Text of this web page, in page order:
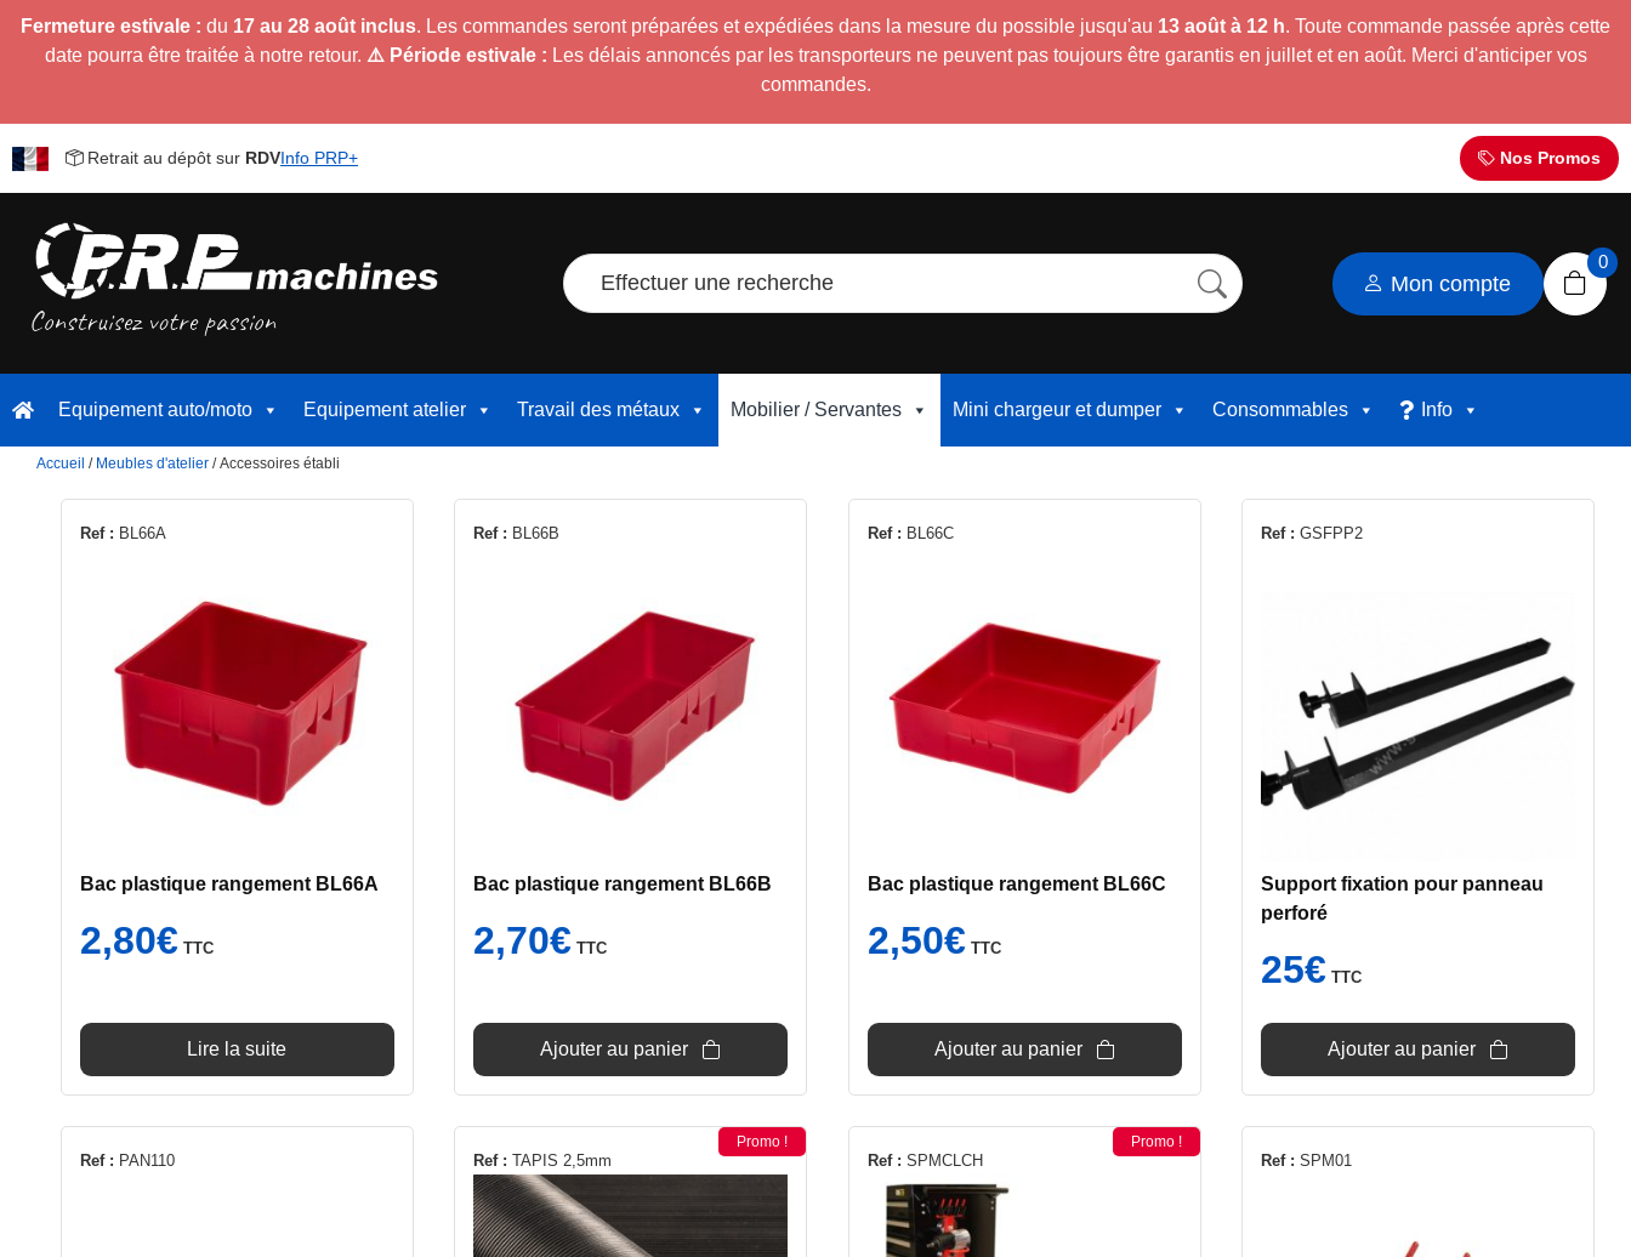
Fermeture estivale : du 17 au 28 août inclus. Les commandes seront préparées et expédiées dans la mesure du possible jusqu'au 13 août à 12 h. Toute commande passée après cette
date pourra être traitée à notre retour. ⚠️ Période estivale : Les délais annoncés par les transporteurs ne peuvent pas toujours être garantis en juillet et en août. Merci d'anticiper vos
commandes.
Retrait au dépôt sur RDVInfo PRP+ Nos Promos
Effectuer une recherche Mon compte
0
Equipement auto/moto Equipement atelier Travail des métaux Mobilier / Servantes Mini chargeur et dumper Consommables Info
Accueil / Meubles d'atelier / Accessoires établi
Ref : BL66A
Bac plastique rangement BL66A
2,80€ TTC
Lire la suite
Ref : BL66B
Bac plastique rangement BL66B
2,70€ TTC
Ajouter au panier
Ref : BL66C
Bac plastique rangement BL66C
2,50€ TTC
Ajouter au panier
Ref : GSFPP2
Support fixation pour panneau
perforé
25€ TTC
Ajouter au panier
Ref : PAN110 Ref : TAPIS 2,5mm
Promo !
Ce
produit
a
plusieurs
Ref : SPMCLCH
Promo !
Ref : SPM01